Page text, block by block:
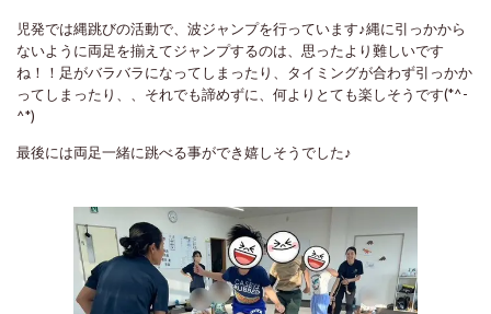
児発では縄跳びの活動で、波ジャンプを行っています♪縄に引っかから
ないように両足を揃えてジャンプするのは、思ったより難しいです
ね！！足がバラバラになってしまったり、タイミングが合わず引っかか
ってしまったり、、それでも諦めずに、何よりとても楽しそうです(*^-
^*)
最後には両足一緒に跳べる事ができ嬉しそうでした♪